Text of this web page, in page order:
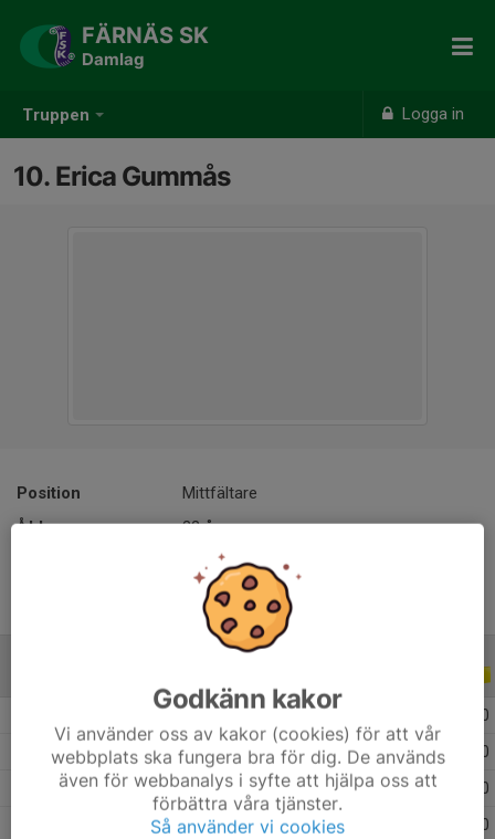
Truppen Logga in
FÄRNÄS SK
Damlag
10. Erica Gummås
Position
Mittfältare
Ålder
22 år
0
2025 12 6 0 0
12 0 0
0
Godkänn kakor
Vi använder oss av kakor (cookies) för att vår
webbplats ska fungera bra för dig. De används
även för webbanalys i syfte att hjälpa oss att
förbättra våra tjänster.
Så använder vi cookies